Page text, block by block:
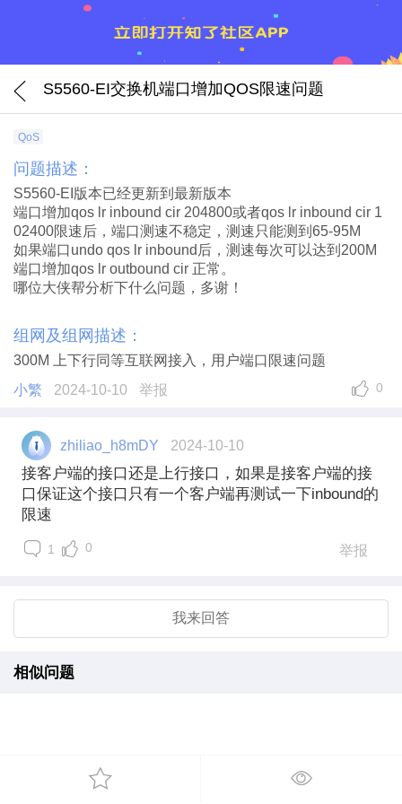
S5560-EI交换机端口增加QOS限速问题
QoS
问题描述：
S5560-EI版本已经更新到最新版本
端口增加qos lr inbound cir 204800或者qos lr inbound cir 1
02400限速后，端口测速不稳定，测速只能测到65-95M
如果端口undo qos lr inbound后，测速每次可以达到200M
端口增加qos lr outbound cir 正常。
哪位大侠帮分析下什么问题，多谢！
组网及组网描述：
300M 上下行同等互联网接入，用户端口限速问题
小繁
2024-10-10 举报 0
zhiliao_h8mDY 2024-10-10
接客户端的接口还是上行接口，如果是接客户端的接
口保证这个接口只有一个客户端再测试一下inbound的
限速
1 0 举报
我来回答
相似问题